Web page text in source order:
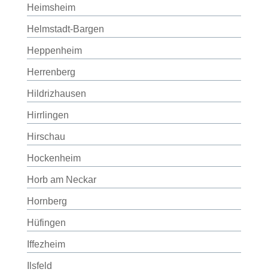
Heimsheim
Helmstadt-Bargen
Heppenheim
Herrenberg
Hildrizhausen
Hirrlingen
Hirschau
Hockenheim
Horb am Neckar
Hornberg
Hüfingen
Iffezheim
Ilsfeld